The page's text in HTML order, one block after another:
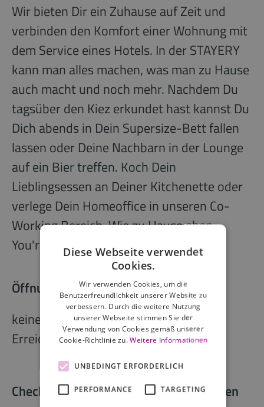
Wir bieten Dir ein Zuhause auf Zeit und
verbinden den Komfort einer Wohnung mit
dem Service eines Hotels. In der STAYERY
kann man alles machen, was man zu Hause
auch macht und noch mehr. Nachdem Du
tagsüber den Kiez erkundet hast kannst Du
Dich abends in Dein Supersize-Bett fallen
lassen oder Deine Nachbarn in der Lounge
auf ein Bier treffen. Koch Dein
Lieblingsessen an Deiner Kitchenette oder
verlege Dein Homeoffice in unseren Co-
Working Bereich. Wie zu Hause eben.
You're very, very welcome.
Öffnungszeiten der Rezeption
keine Rezeption vor Ort, telefonische
Erreichbarkeit 24/7
Check-in außerhalb der Rezeptionszeiten
Diese Webseite verwendet
Cookies.
Wir verwenden Cookies, um die
Benutzerfreundlichkeit unserer Website zu
verbessern. Durch die weitere Nutzung
unserer Webseite stimmen Sie der
Verwendung von Cookies gemäß unserer
Cookie-Richtlinie zu.Weitere Informationen
UNBEDINGT ERFORDERLICH
PERFORMANCE TARGETING